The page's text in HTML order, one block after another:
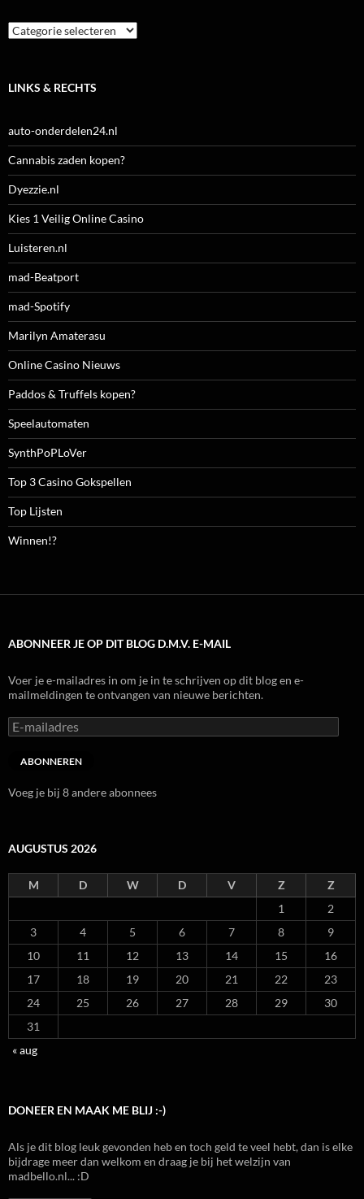
Categorieën
LINKS & RECHTS
auto-onderdelen24.nl
Cannabis zaden kopen?
Dyezzie.nl
Kies 1 Veilig Online Casino
Luisteren.nl
mad-Beatport
mad-Spotify
Marilyn Amaterasu
Online Casino Nieuws
Paddos & Truffels kopen?
Speelautomaten
SynthPoPLoVer
Top 3 Casino Gokspellen
Top Lijsten
Winnen!?
ABONNEER JE OP DIT BLOG D.M.V. E-MAIL
Voer je e-mailadres in om je in te schrijven op dit blog en e-
mailmeldingen te ontvangen van nieuwe berichten.
E-
mailadres
ABONNEREN
Voeg je bij 8 andere abonnees
AUGUSTUS 2026
M D W D V Z
Z
1
2
3
4 5 6 7 8
9
10
11 12 13 14 15
16
17
18 19 20 21 22
23
24
25 26 27 28 29
30
31
« aug
DONEER EN MAAK ME BLIJ :-)
Als je dit blog leuk gevonden heb en toch geld te veel hebt, dan is elke
bijdrage meer dan welkom en draag je bij het welzijn van
madbello.nl... :D